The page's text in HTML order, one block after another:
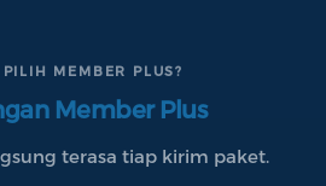
MEMBER PLUS?
Member Plus
terasa tiap kirim paket.